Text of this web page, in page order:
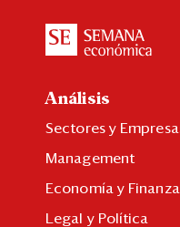
Análisis
Sectores y
Management
Economía y
Legal y Política